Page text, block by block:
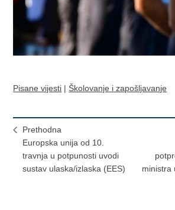
Pisane vijesti | Školovanje i zapošljavanje
Prethodna
Europska unija od 10.
travnja u potpunosti uvodi
sustav ulaska/izlaska (EES)
ministra